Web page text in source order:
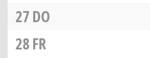
27DO
28FR